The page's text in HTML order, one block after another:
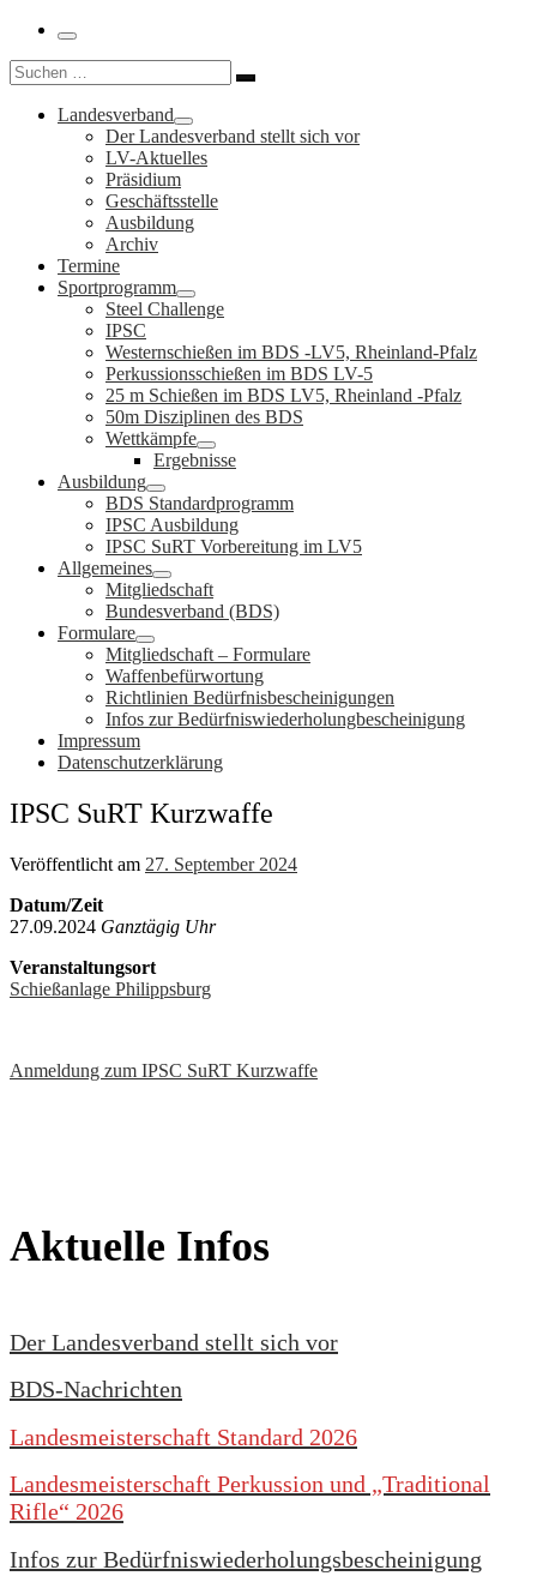
Menü
Suche
Suchen …
Landesverband
Der Landesverband stellt sich vor
LV-Aktuelles
Präsidium
Geschäftsstelle
Ausbildung
Archiv
Termine
Sportprogramm
Steel Challenge
IPSC
Westernschießen im BDS -LV5, Rheinland-Pfalz
Perkussionsschießen im BDS LV-5
25 m Schießen im BDS LV5, Rheinland -Pfalz
50m Disziplinen des BDS
Wettkämpfe
Ergebnisse
Ausbildung
BDS Standardprogramm
IPSC Ausbildung
IPSC SuRT Vorbereitung im LV5
Allgemeines
Mitgliedschaft
Bundesverband (BDS)
Formulare
Mitgliedschaft – Formulare
Waffenbefürwortung
Richtlinien Bedürfnisbescheinigungen
Infos zur Bedürfniswiederholungbescheinigung
Impressum
Datenschutzerklärung
IPSC SuRT Kurzwaffe
Veröffentlicht am 27. September 2024
Datum/Zeit
27.09.2024 Ganztägig Uhr
Veranstaltungsort
Schießanlage Philippsburg
Anmeldung zum IPSC SuRT Kurzwaffe
Aktuelle Infos
Der Landesverband stellt sich vor
BDS-Nachrichten
Landesmeisterschaft Standard 2026
Landesmeisterschaft Perkussion und „Traditional
Rifle“ 2026
Infos zur Bedürfniswiederholungsbescheinigung